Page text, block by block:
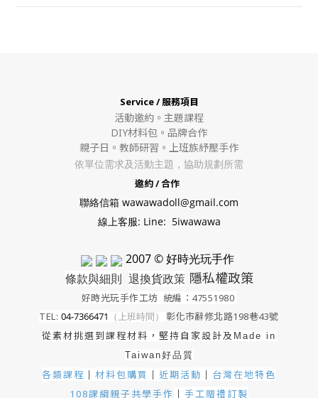
Service / 服務項目
活動邀約。 主題課程
DIY材料包。 品牌合作
親子日。教師研習。上班族紓壓手作
依單位需求及活動主題，協助規劃所需
邀約 / 合作
聯絡信箱 wawawadoll@gmail.com
線上客服: Line: 5iwawawa
2007 © 好時光玩手作
條款與細則 退換貨政策 隱私權政策
好時光玩手作工坊 統編：47551980
TEL: 04-7366471 （上班時間） 彰化市辭修北路198巷43號
從素材挑選到課程材料，堅持自家設計及 Made in
Taiwan好品質
各類課程 ｜ 材料包購買 ｜ 近期活動 ｜ 台灣在地特色
108課綱親子共學手作 ｜ 手工贈禮訂製